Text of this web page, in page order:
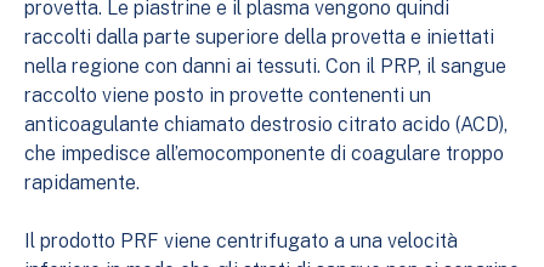
provetta. Le piastrine e il plasma vengono quindi
raccolti dalla parte superiore della provetta e iniettati
nella regione con danni ai tessuti. Con il PRP, il sangue
raccolto viene posto in provette contenenti un
anticoagulante chiamato destrosio citrato acido (ACD),
che impedisce all’emocomponente di coagulare troppo
rapidamente.
Il prodotto PRF viene centrifugato a una velocità